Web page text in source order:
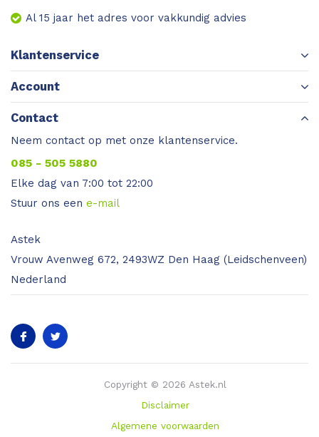
Al 15 jaar het adres voor vakkundig advies
Klantenservice
Account
Contact
Neem contact op met onze klantenservice.
085 - 505 5880
Elke dag van 7:00 tot 22:00
Stuur ons een e-mail
Astek
Vrouw Avenweg 672, 2493WZ Den Haag (Leidschenveen)
Nederland
Copyright © 2026 Astek.nl
Disclaimer
Algemene voorwaarden